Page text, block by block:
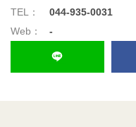
TEL：
044-935-0031
Web：
-